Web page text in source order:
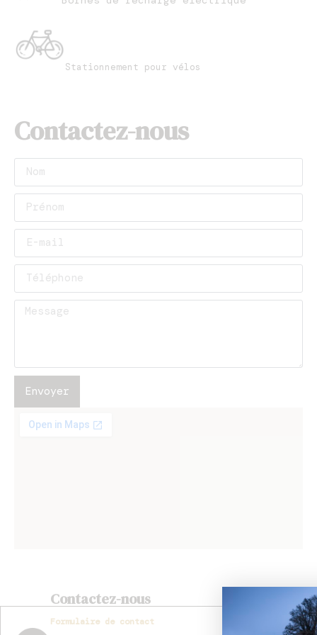
Stationnement pour vélos
Contactez-nous
Envoyer
Contactez-nous
Formulaire de contact